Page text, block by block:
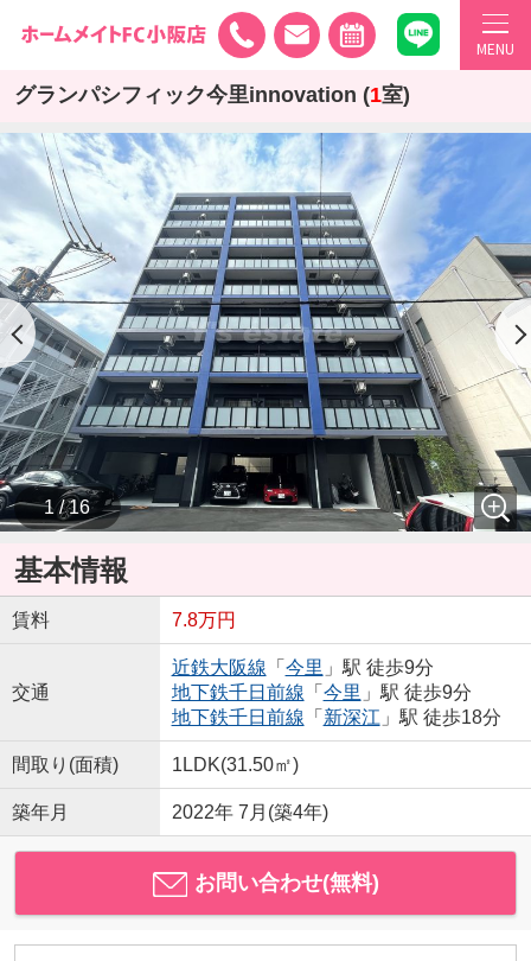
MENU
グランパシフィック今里innovation (1室)
1 / 16
基本情報
賃料 7.8万円
交通
近鉄大阪線 「 今里 」駅 徒歩9分
地下鉄千日前線 「 今里 」駅 徒歩9分
地下鉄千日前線 「 新深江 」駅 徒歩18分
間取り(面積) 1LDK(31.50㎡)
築年月 2022年 7月(築4年)
お問い合わせ(無料)